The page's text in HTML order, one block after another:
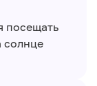
посещать
солнце